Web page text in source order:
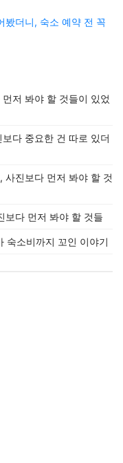
봤더니, 숙소 예약 전 꼭
저 봐야 할 것들이 있었
다 중요한 건 따로 있더
사진보다 먼저 봐야 할 것
보다 먼저 봐야 할 것들
숙소비까지 꼬인 이야기